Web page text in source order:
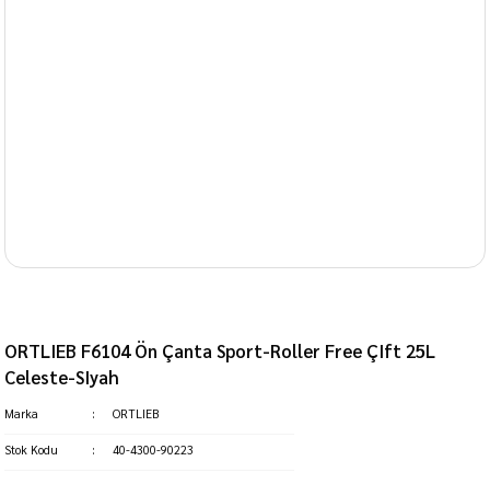
ORTLIEB F6104 Ön Çanta Sport-Roller Free ÇIft 25L
Celeste-SIyah
Marka ORTLIEB
Stok Kodu 40-4300-90223